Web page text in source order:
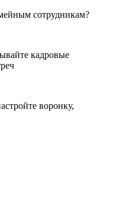
сотрудникам?
кадровые
воронку,